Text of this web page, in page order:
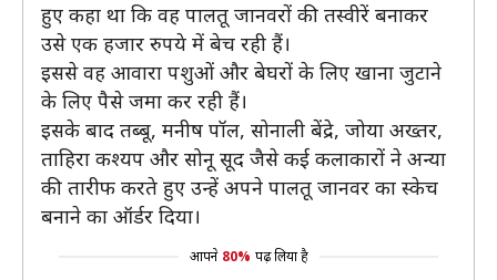
हुए कहा था कि वह पालतू जानवरों की तस्वीरें बनाकर
उसे एक हजार रुपये में बेच रही हैं।
इससे वह आवारा पशुओं और बेघरों के लिए खाना जुटाने
के लिए पैसे जमा कर रही हैं।
इसके बाद तब्बू, मनीष पॉल, सोनाली बेंद्रे, जोया अख्तर,
ताहिरा कश्यप और सोनू सूद जैसे कई कलाकारों ने अन्या
की तारीफ करते हुए उन्हें अपने पालतू जानवर का स्केच
बनाने का ऑर्डर दिया।
आपने 80% पढ़ लिया है